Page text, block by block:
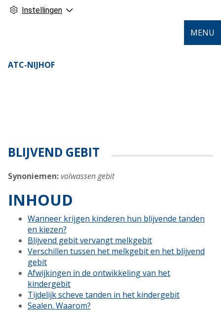
Instellingen
ATC-NIJHOF
MENU
BLIJVEND GEBIT
Synoniemen:volwassen gebit
INHOUD
Wanneer krijgen kinderen hun blijvende tanden
en kiezen?
Blijvend gebit vervangt melkgebit
Verschillen tussen het melkgebit en het blijvend
gebit
Afwijkingen in de ontwikkeling van het
kindergebit
Tijdelijk scheve tanden in het kindergebit
Sealen. Waarom?